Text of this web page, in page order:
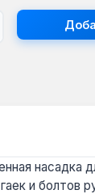
насадка
и болтов